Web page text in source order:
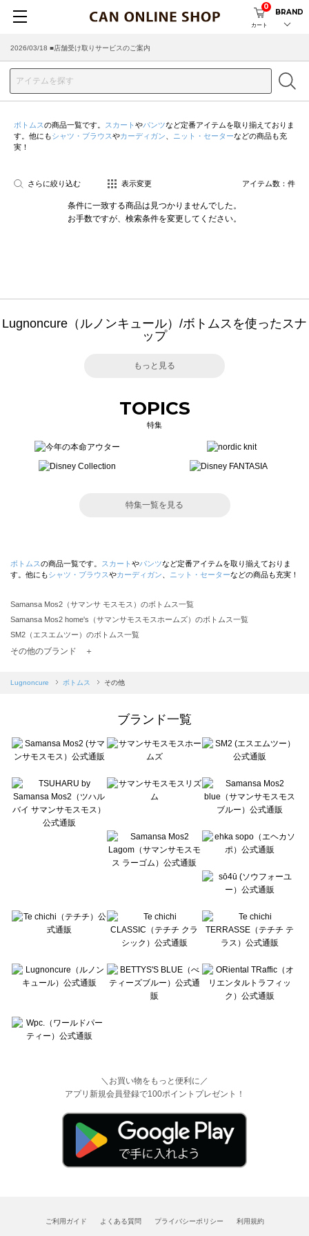
カート
0
BRAND
2026/03/18 ■店舗受け取りサービスのご案内
ボトムスの商品一覧です。 スカート やパンツなど定番アイテムを取り揃えておりま
す。他にもシャツ・ブラウスやカーディガン ニット・セーターなどの商品も充
実！
さらに絞り込む 表示変更 アイテム数： 件
条件に一致する商品は見つかりませんでした。
お手数ですが、検索条件を変更してください。
Lugnoncure（ルノンキュール）/ボトムスを使ったスナ
ップ
もっと見る
TOPICS
特集
特集一覧を見る
ボトムスの商品一覧です。 スカート やパンツなど定番アイテムを取り揃えておりま
す。他にもシャツ・ブラウスやカーディガン ニット・セーターなどの商品も充実！
Samansa Mos2（サマンサ モスモス）のボトムス一覧
Samansa Mos2 home's（サマンサモスモスホームズ）のボトムス一覧
SM2（エスエムツー）のボトムス一覧
TSUHARU by Samansa Mos2（ツハルバイサマンサモスモス）のボトムス一覧
Samansa Mos2 blue（サマンサモスモス ブルー）のボトムス一覧
sō4ū（ソウフォーユー）のボトムス一覧
Te chichi（テチチ）のボトムス一覧
Te chichi CLASSIC（テチチ クラシック）のボトムス一覧
Lugnoncure（ルノンキュール）のボトムス一覧
BETTY'S BLUE（べティーズブルー）のボトムス一覧
Wpc.（ワールドパーティー）のボトムス一覧
その他のブランド ＋
Lugnoncure ボトムス その他
ブランド一覧
＼お買い物をもっと便利に／
アプリ新規会員登録で100ポイントプレゼント！
ご利用ガイド よくある質問 プライバシーポリシー 利用規約